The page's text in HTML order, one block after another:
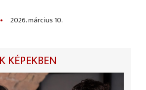
2026. március 10.
KÉPEKBEN